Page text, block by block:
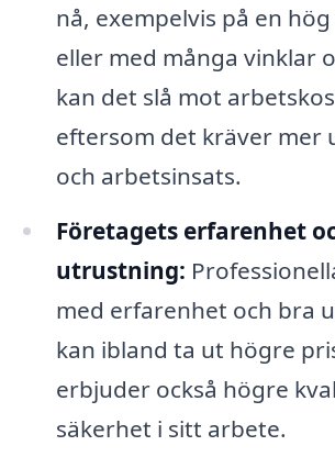
nå, exempelvis på en
eller med många vinklar
kan det slå mot
eftersom det kräver mer
och arbetsinsats.
Företagets erfarenhet
utrustning:
med erfarenhet och bra
kan ibland ta ut högre
erbjuder också högre
säkerhet i sitt arbete.